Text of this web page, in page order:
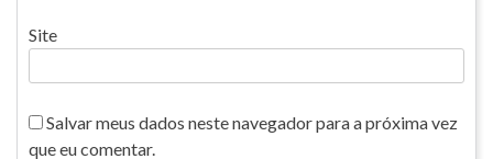
Site
Salvar meus dados neste navegador para a próxima vez
que eu comentar.